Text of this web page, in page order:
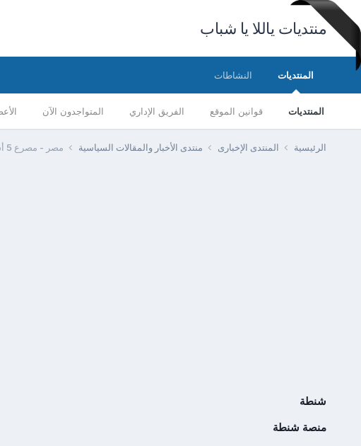
منتديات ياللا يا شباب
المنتديات
المنتديات قوانين الموقع الفريق الإداري المتواجدون الآن
النشاطات
الرئيسية المنتدى الإخبارى منتدى الأخبار والمقالات السياسية مصر - مصرع 5 أشخاص وإصابة سيدة في انقلاب سيارة على صحراوي المنيا الغربي
شنطة
منصة شنطة